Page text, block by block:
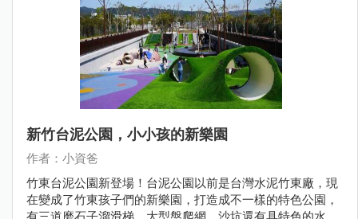
新竹台泥公園，小小孩的新樂園
作者：小資爸
竹東台泥公園新登場！台泥公園以前是台灣水泥竹東廠，現
在變成了竹東孩子們的新樂園，打造成不一樣的特色公園，